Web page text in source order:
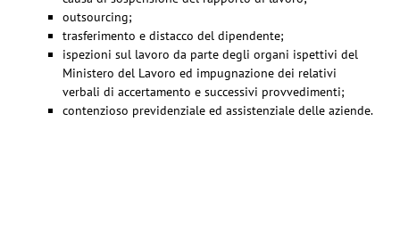
outsourcing;
trasferimento e distacco del dipendente;
ispezioni sul lavoro da parte degli organi ispettivi del
Ministero del Lavoro ed impugnazione dei relativi
verbali di accertamento e successivi provvedimenti;
contenzioso previdenziale ed assistenziale delle aziende.